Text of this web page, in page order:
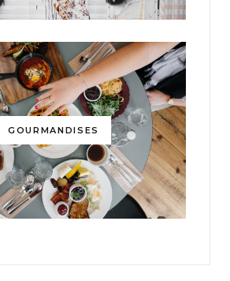
GOURMANDISES